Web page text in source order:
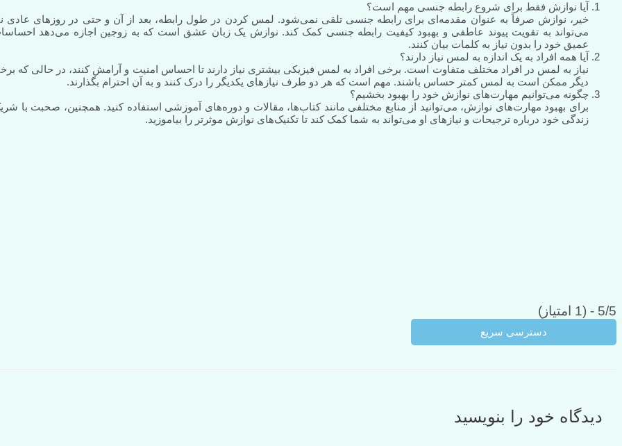
آیا نوازش فقط برای شروع رابطه جنسی مهم است؟
خیر، نوازش صرفاً به عنوان مقدمه‌ای برای رابطه جنسی تلقی نمی‌شود. لمس کردن در طول رابطه، بعد از آن و حتی در روزهای عادی
می‌تواند به تقویت پیوند عاطفی و بهبود کیفیت رابطه جنسی کمک کند. نوازش یک زبان عشق است که به زوجین اجازه می‌دهد
عمیق خود را بدون نیاز به کلمات بیان کنند.
آیا همه افراد به یک اندازه به لمس نیاز دارند؟
نیاز به لمس در افراد مختلف متفاوت است. برخی افراد به لمس فیزیکی بیشتری نیاز دارند تا احساس امنیت و آرامش کنند، در حالی که
دیگر ممکن است به لمس کمتر حساس باشند. مهم است که هر دو طرف نیازهای یکدیگر را درک کنند و به آن احترام بگذارند.
چگونه می‌توانیم مهارت‌های نوازش خود را بهبود بخشیم؟
برای بهبود مهارت‌های نوازش، می‌توانید از منابع مختلفی مانند کتاب‌ها، مقالات و دوره‌های آموزشی استفاده کنید. همچنین، صحبت با
زندگی خود درباره ترجیحات و نیازهای او می‌تواند به شما کمک کند تا تکنیک‌های نوازش موثرتر را بیاموزید.
5/5 - (1 امتیاز)
دسترسی سریع
دیدگاه‌ خود را بنویسید